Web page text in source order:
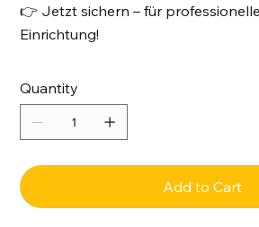
👉 Jetzt sichern – für
Einrichtung!
Quantity
Add to Cart